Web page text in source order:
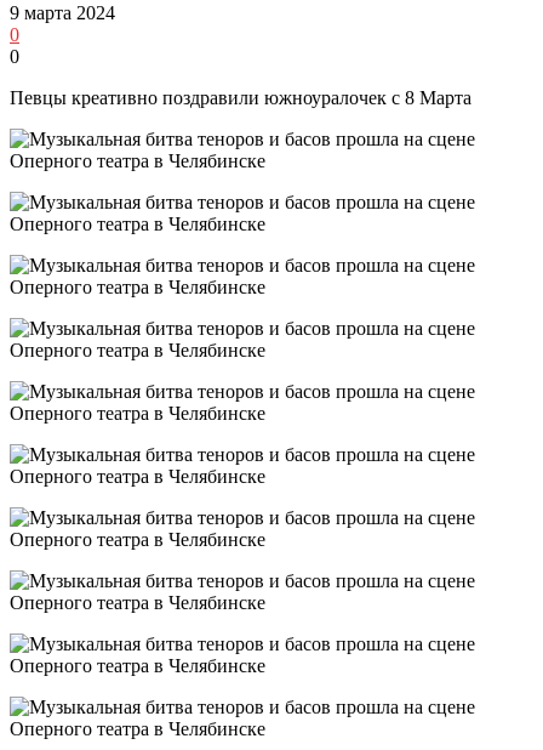
9 марта 2024
0
0
Певцы креативно поздравили южноуралочек с 8 Марта